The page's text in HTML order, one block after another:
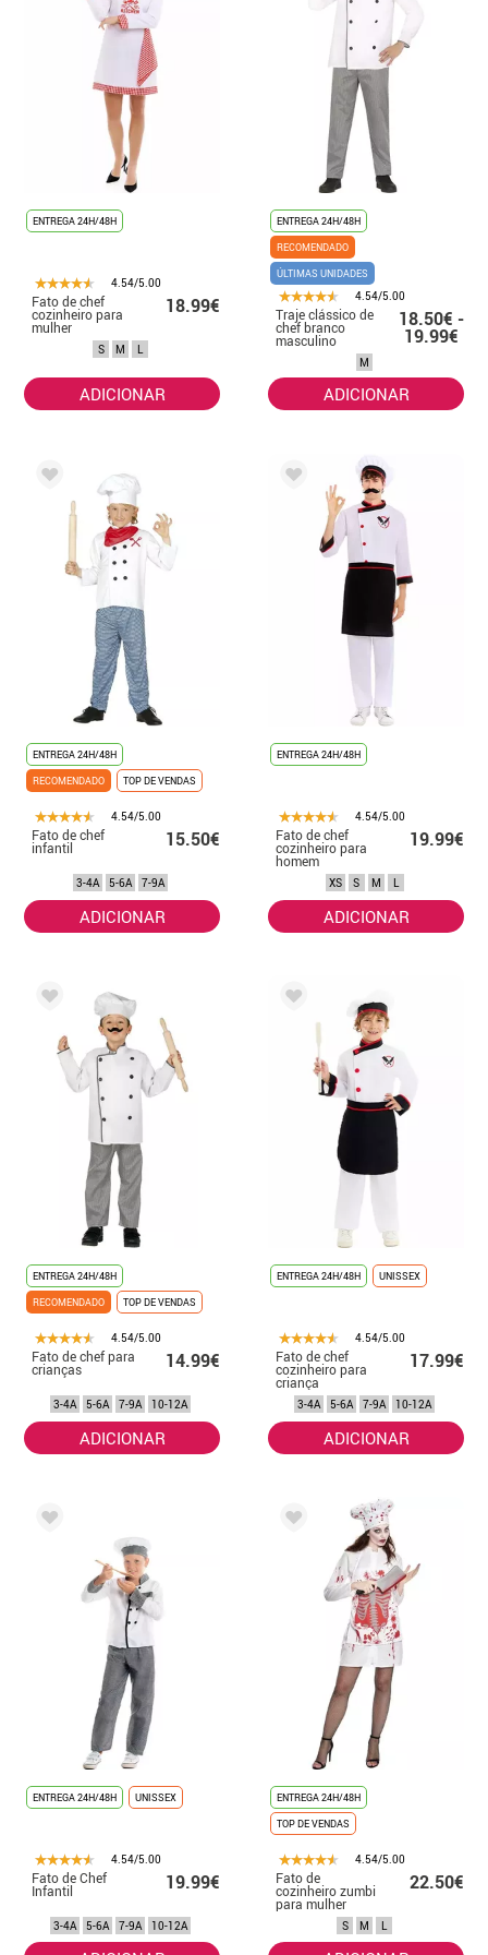
para completar o seu fato. Garantimos que não haverá qualquer
dúvida sobre o que está a usar.
Vista o seu fato de cozinheiro e pegue nas suas facas!
ENTREGA 24H/48H
4.54/5.00
Fato de chef
cozinheiro para
mulher
18.99€
S M L
ADICIONAR
ENTREGA 24H/48H
RECOMENDADO
ÚLTIMAS UNIDADES
4.54/5.00
Traje clássico de
chef branco
masculino
18.50€ -
19.99€
M
ADICIONAR
ENTREGA 24H/48H
RECOMENDADO
TOP DE VENDAS
4.54/5.00
Fato de chef
infantil 15.50€
3-4A 5-6A 7-9A
ADICIONAR
ENTREGA 24H/48H
4.54/5.00
Fato de chef
cozinheiro para
homem
19.99€
XS S M L
ADICIONAR
ENTREGA 24H/48H
RECOMENDADO
TOP DE VENDAS
4.54/5.00
Fato de chef para
crianças 14.99€
3-4A 5-6A 7-9A 10-12A
ADICIONAR
ENTREGA 24H/48H UNISSEX
4.54/5.00
Fato de chef
cozinheiro para
criança
17.99€
3-4A 5-6A 7-9A 10-12A
ADICIONAR
ENTREGA 24H/48H UNISSEX
4.54/5.00
Fato de Chef
Infantil 19.99€
3-4A 5-6A 7-9A 10-12A
ENTREGA 24H/48H
TOP DE VENDAS
4.54/5.00
Fato de
cozinheiro zumbi
para mulher
22.50€
S M L